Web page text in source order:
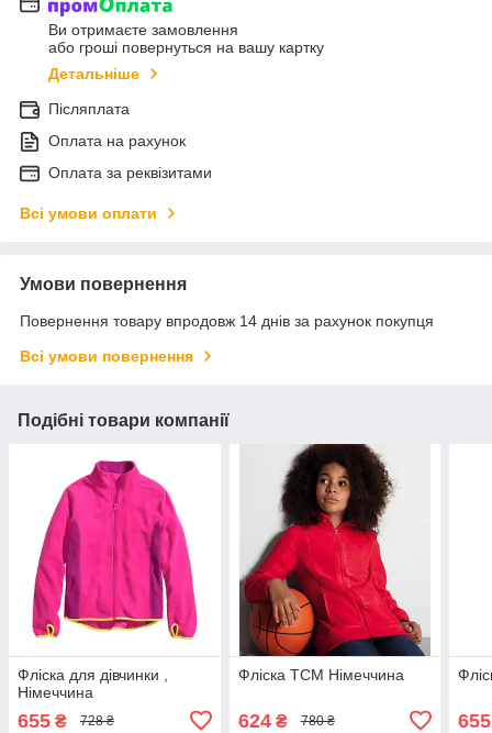
Ви отримаєте замовлення
або гроші повернуться на вашу картку
Детальніше
Післяплата
Оплата на рахунок
Оплата за реквізитами
Всі умови оплати
Умови повернення
Повернення товару впродовж 14 днів за рахунок покупця
Всі умови повернення
Подібні товари компанії
Фліска для дівчинки ,
Німеччина
655 ₴ 728 ₴
Фліска TCM Німеччина
624₴ 780 ₴ 655